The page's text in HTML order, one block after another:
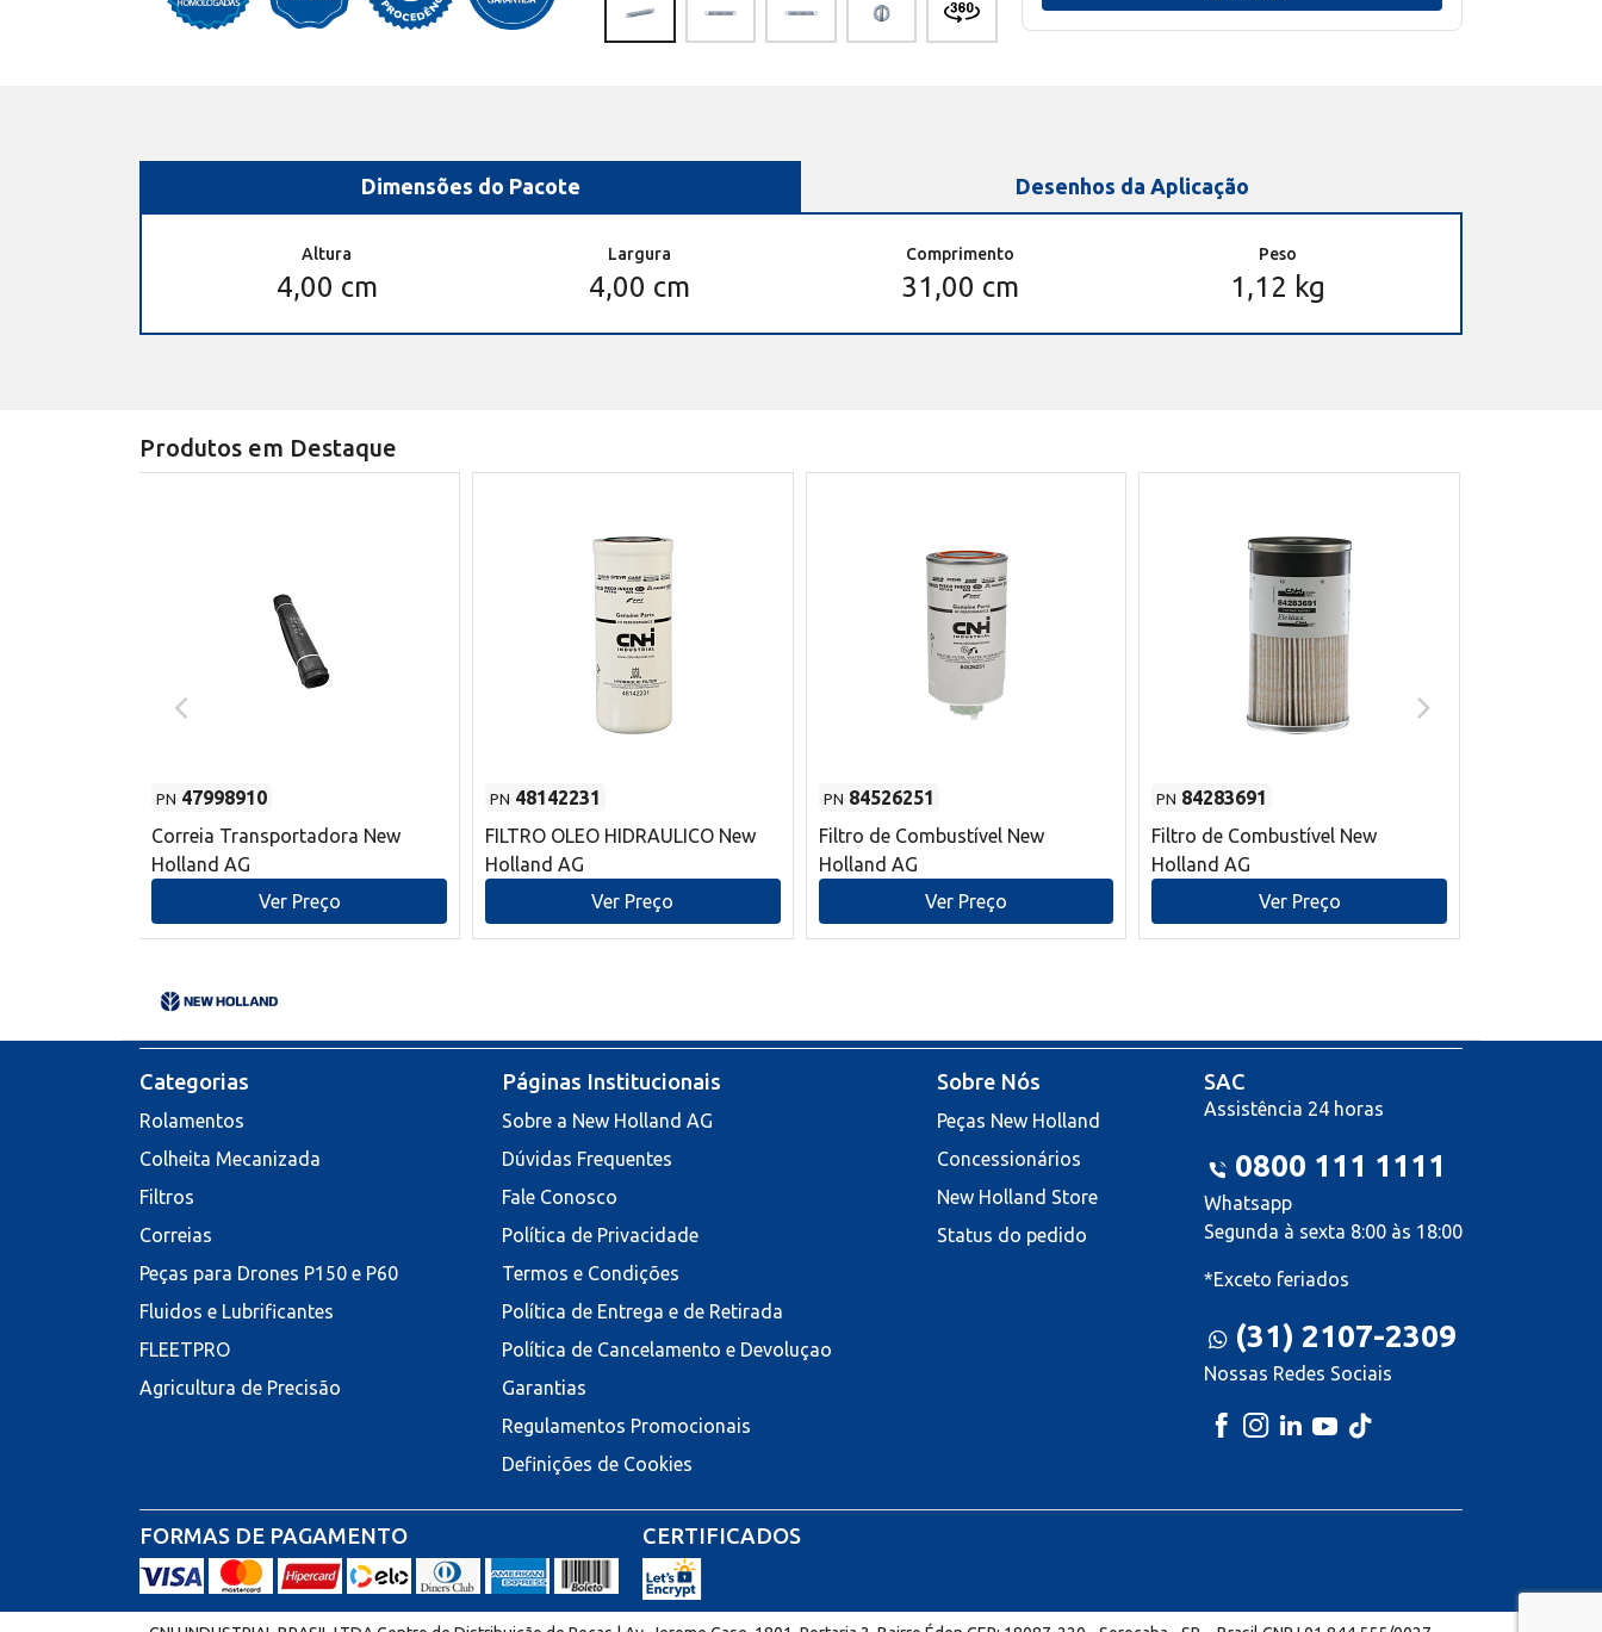
Dimensões do Pacote Desenhos da Aplicação
Altura
4,00 cm
Largura
4,00 cm
Comprimento
31,00 cm
Peso
1,12 kg
Produtos em Destaque
PN 47998910
Correia Transportadora New
Holland AG
Ver Preço
PN 48142231
FILTRO OLEO HIDRAULICO New
Holland AG
Ver Preço
PN 84526251
Filtro de Combustível New
Holland AG
Ver Preço
PN 84283691
Filtro de Combustível New
Holland AG
Ver Preço
Categorias
Rolamentos
Colheita Mecanizada
Filtros
Correias
Peças para Drones P150 e P60
Fluidos e Lubrificantes
FLEETPRO
Agricultura de Precisão
Páginas Institucionais
Sobre a New Holland AG
Dúvidas Frequentes
Fale Conosco
Política de Privacidade
Termos e Condições
Política de Entrega e de Retirada
Política de Cancelamento e Devoluçao
Garantias
Regulamentos Promocionais
Definições de Cookies
Sobre Nós
Peças New Holland
Concessionários
New Holland Store
Status do pedido
SAC
Assistência 24 horas
0800 111 1111
Whatsapp
Segunda à sexta 8:00 às 18:00
*Exceto feriados
(31) 2107-2309
Nossas Redes Sociais
FORMAS DE PAGAMENTO CERTIFICADOS